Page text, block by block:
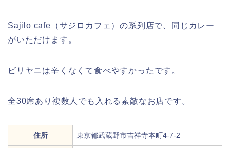
Sajilo cafe（サジロカフェ）の系列店で、同じカレー
がいただけます。
ビリヤニは辛くなくて食べやすかったです。
全30席あり複数人でも入れる素敵なお店です。
住所 東京都武蔵野市吉祥寺本町4-7-2